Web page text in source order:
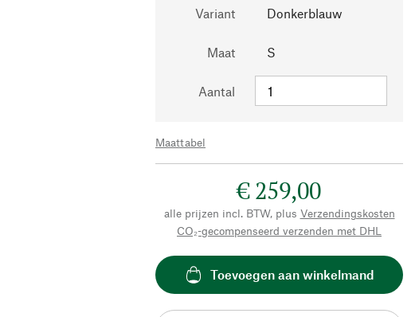
Variant Donkerblauw
Maat S
Aantal
Maattabel
€ 259,00
alle prijzen incl. BTW, plus Verzendingskosten
CO₂-gecompenseerd verzenden met DHL
Toevoegen aan winkelmand